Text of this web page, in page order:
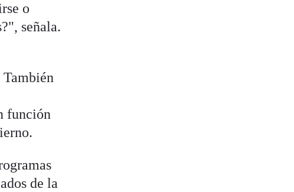
o
señala.
función
de la